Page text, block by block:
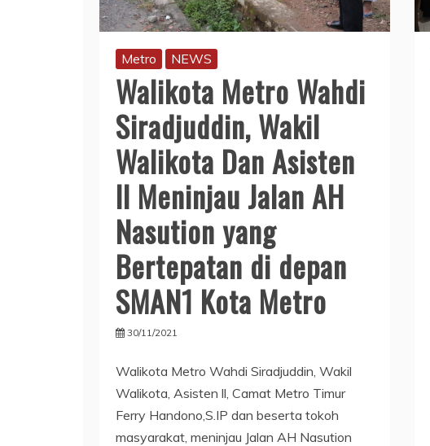
Metro NEWS
Walikota Metro Wahdi
Siradjuddin, Wakil
Walikota Dan Asisten
ll Meninjau Jalan AH
Nasution yang
Bertepatan di depan
SMAN1 Kota Metro
30/11/2021
Walikota Metro Wahdi Siradjuddin, Wakil
Walikota, Asisten ll, Camat Metro Timur
Ferry Handono,S.IP dan beserta tokoh
masyarakat, meninjau Jalan AH Nasution